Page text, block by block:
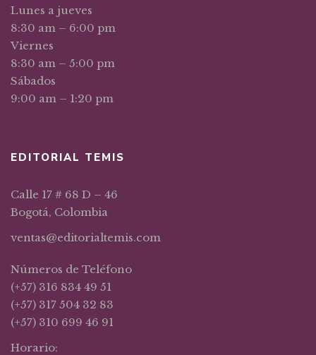
Lunes a jueves
8:30 am – 6:00 pm
Viernes
8:30 am – 5:00 pm
Sábados
9:00 am – 1:20 pm
EDITORIAL TEMIS
Calle 17 # 68 D – 46
Bogotá, Colombia
ventas@editorialtemis.com
Números de Teléfono
(+57) 316 834 49 51
(+57) 317 504 32 83
(+57) 310 699 46 91
Horario: